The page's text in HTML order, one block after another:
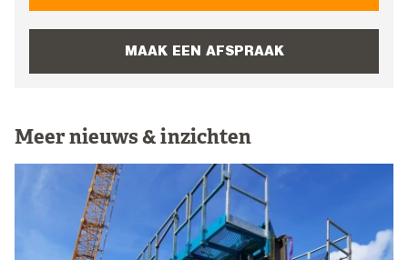
MAAK EEN AFSPRAAK
Meer nieuws & inzichten